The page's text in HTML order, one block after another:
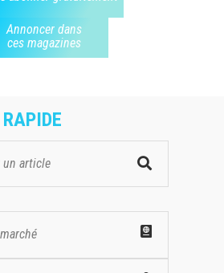
Annoncer dans
ces magazines